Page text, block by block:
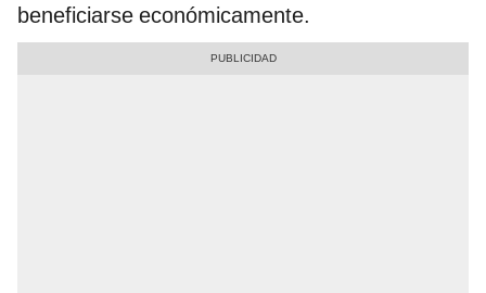
beneficiarse económicamente.